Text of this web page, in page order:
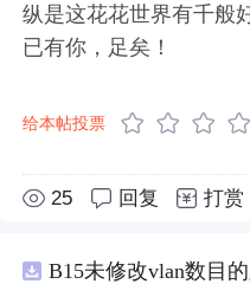
纵是这花花世界有千般
已有你，足矣！
给本帖投票
25 回复 打赏
B15未修改vlan数目